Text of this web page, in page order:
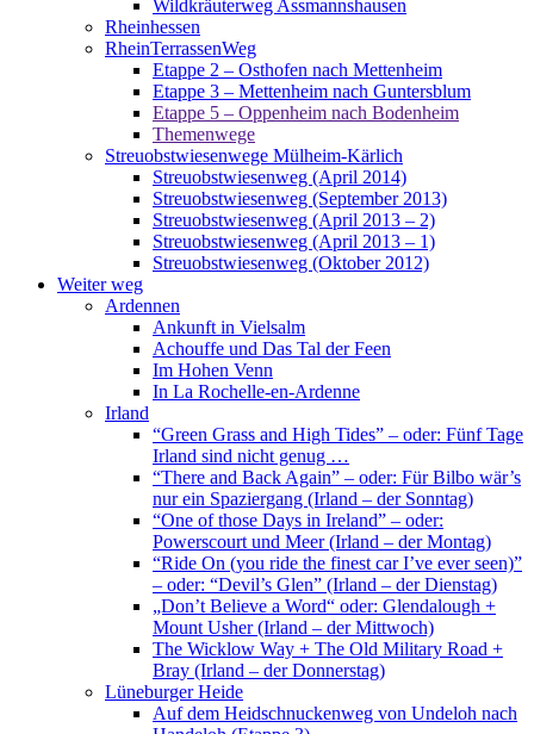
Wildkräuterweg Assmannshausen
Rheinhessen
RheinTerrassenWeg
Etappe 2 – Osthofen nach Mettenheim
Etappe 3 – Mettenheim nach Guntersblum
Etappe 5 – Oppenheim nach Bodenheim
Themenwege
Streuobstwiesenwege Mülheim-Kärlich
Streuobstwiesenweg (April 2014)
Streuobstwiesenweg (September 2013)
Streuobstwiesenweg (April 2013 – 2)
Streuobstwiesenweg (April 2013 – 1)
Streuobstwiesenweg (Oktober 2012)
Weiter weg
Ardennen
Ankunft in Vielsalm
Achouffe und Das Tal der Feen
Im Hohen Venn
In La Rochelle-en-Ardenne
Irland
“Green Grass and High Tides” – oder: Fünf Tage
Irland sind nicht genug …
“There and Back Again” – oder: Für Bilbo wär’s
nur ein Spaziergang (Irland – der Sonntag)
“One of those Days in Ireland” – oder:
Powerscourt und Meer (Irland – der Montag)
“Ride On (you ride the finest car I’ve ever seen)”
– oder: “Devil’s Glen” (Irland – der Dienstag)
„Don’t Believe a Word“ oder: Glendalough +
Mount Usher (Irland – der Mittwoch)
The Wicklow Way + The Old Military Road +
Bray (Irland – der Donnerstag)
Lüneburger Heide
Auf dem Heidschnuckenweg von Undeloh nach